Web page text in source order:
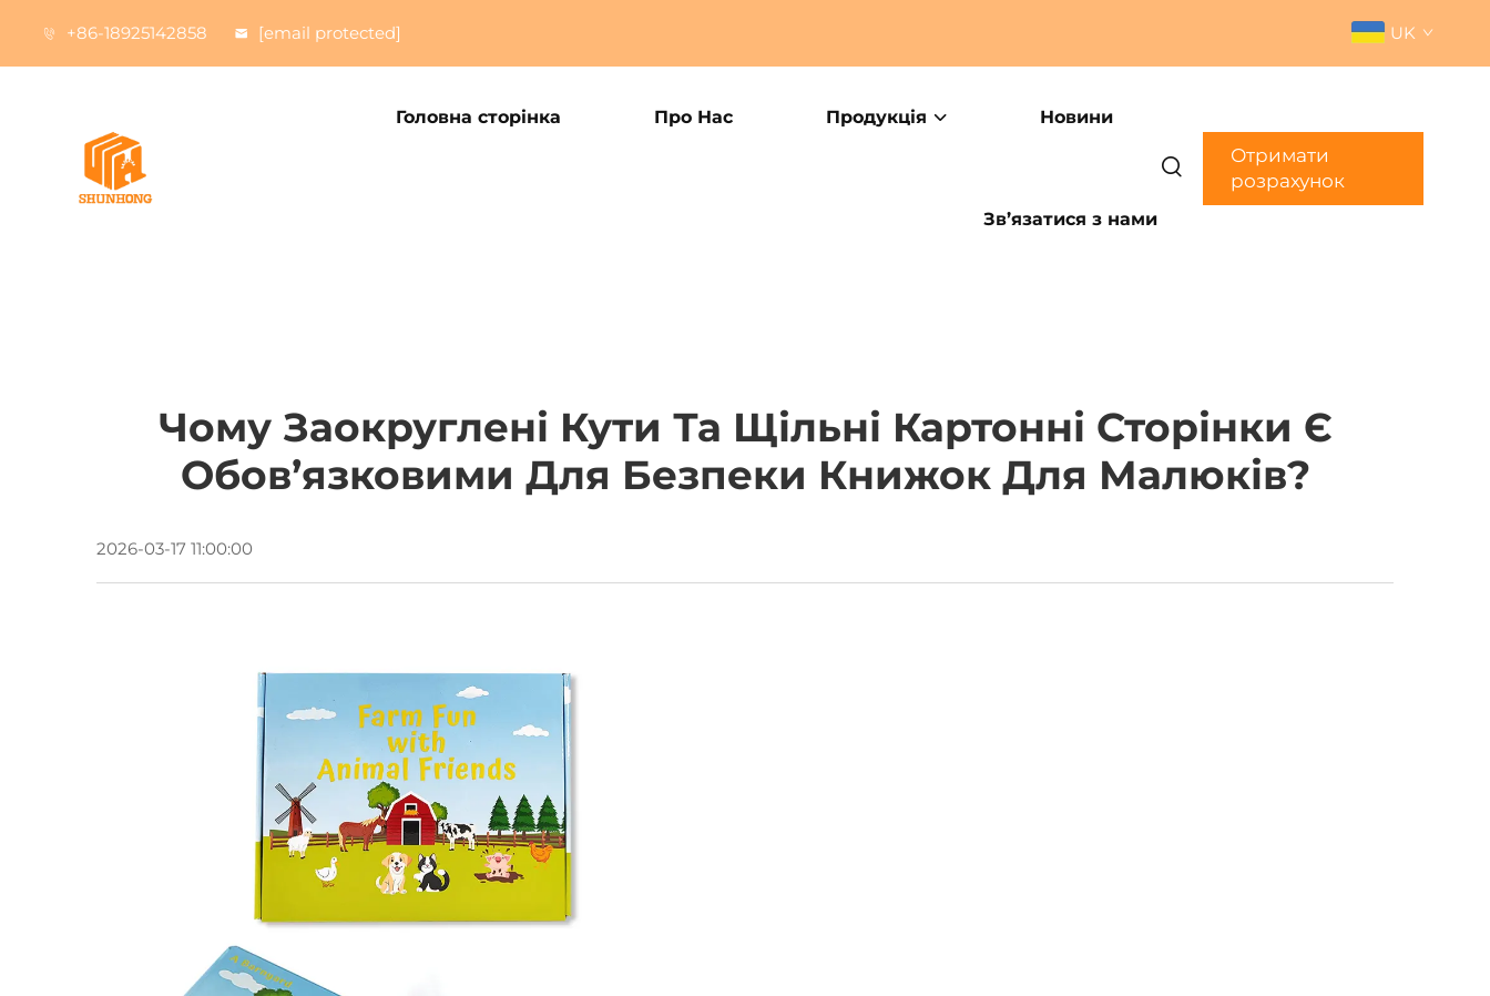
+86-18925142858 [email protected] UK
Головна сторінка Про Нас Продукція Новини
Зв’язатися з нами
Отримати
розрахунок
Чому Заокруглені Кути Та Щільні Картонні Сторінки Є
Обов’язковими Для Безпеки Книжок Для Малюків?
2026-03-17 11:00:00